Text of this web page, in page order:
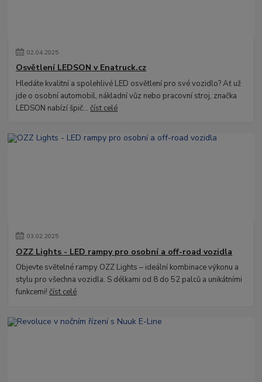
02.04.2025
Osvětlení LEDSON v Enatruck.cz
Hledáte kvalitní a spolehlivé LED osvětlení pro své vozidlo? Ať už
jde o osobní automobil, nákladní vůz nebo pracovní stroj, značka
LEDSON nabízí špič...číst celé
03.02.2025
OZZ Lights - LED rampy pro osobní a off-road vozidla
Objevte světelné rampy OZZ Lights – ideální kombinace výkonu a
stylu pro všechna vozidla. S délkami od 8 do 52 palců a unikátními
funkcemi!číst celé